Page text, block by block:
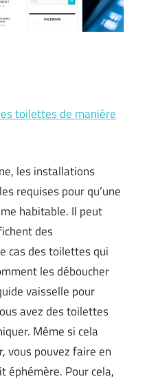
toilettes de manière
les installations
requises pour qu’une
habitable. Il peut
des
cas des toilettes qui
les déboucher
vaisselle pour
avez des toilettes
Même si cela
vous pouvez faire en
éphémère. Pour cela,